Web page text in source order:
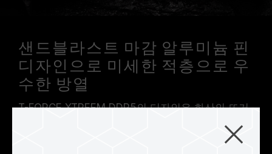
샌드블라스트 마감 알루미늄 핀
디자인으로 미세한 적층으로 우
수한 방열
T-FORCE XTREEM DDR5의 디자인은 화산의 뜨거
운 열과 냉열 에너지 변환을 모티브로, 현무암과 같
은 금속의 2피스 경사 알루미늄 패턴을 융합하고 시